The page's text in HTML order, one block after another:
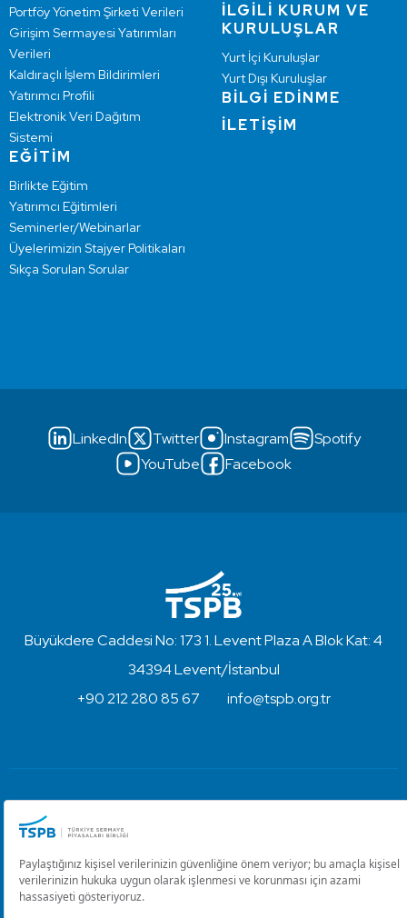
Portföy Yönetim Şirketi Verileri
Girişim Sermayesi Yatırımları
Verileri
Kaldıraçlı İşlem Bildirimleri
Yatırımcı Profili
Elektronik Veri Dağıtım
Sistemi
EĞİTİM
Birlikte Eğitim
Yatırımcı Eğitimleri
Seminerler/Webinarlar
Üyelerimizin Stajyer Politikaları
Sıkça Sorulan Sorular
İLGİLİ KURUM VE
KURULUŞLAR
Yurt İçi Kuruluşlar
Yurt Dışı Kuruluşlar
BİLGİ EDİNME
İLETİŞİM
LinkedIn Twitter Instagram
Spotify
YouTube
Facebook
Büyükdere Caddesi No: 173 1. Levent Plaza A Blok Kat: 4
34394 Levent/İstanbul
+90 212 280 85 67
info@tspb.org.tr
Türkiye Sermaye Piyasaları Birliği ⋅ Copyright © 2023
Çerez Ayarlarını Düzenle